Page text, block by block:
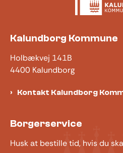
Kalundborg Kommune
Holbækvej 141B
4400 Kalundborg
Kontakt Kalundborg
Borgerservice
Husk at bestille tid, hvis du